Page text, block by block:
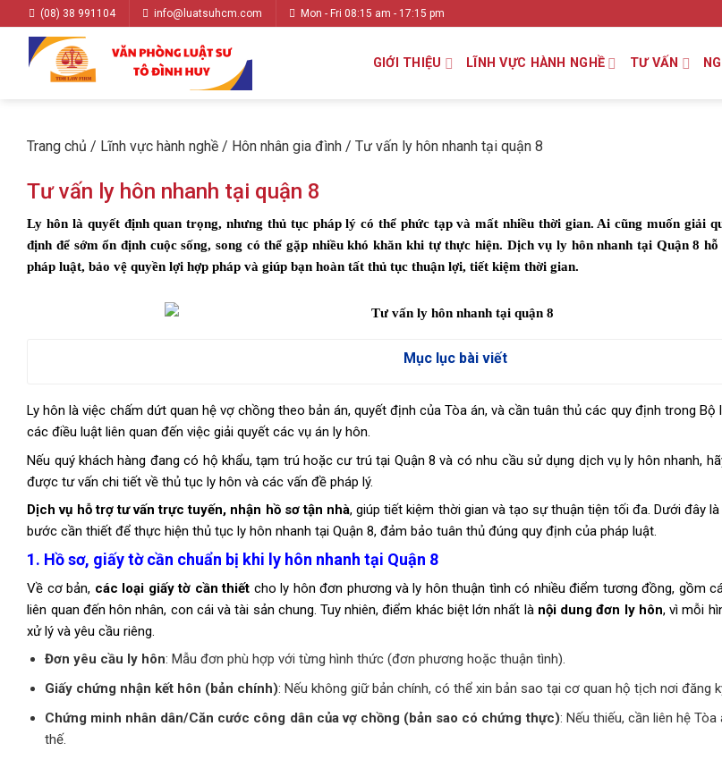
(08) 38 991104 info@luatsuhcm.com Mon - Fri 08:15 am - 17:15 pm
GIỚI THIỆU LĨNH VỰC HÀNH NGHỀ TƯ VẤN
Trang chủ / Lĩnh vực hành nghề / Hôn nhân gia đình /Tư vấn ly hôn nhanh tại quận 8
Tư vấn ly hôn nhanh tại quận 8
Ly hôn là quyết định quan trọng, nhưng thủ tục pháp lý có thể phức tạp và mất nhiều thời gian. Ai cũng muốn giải
định để sớm ổn định cuộc sống, song có thể gặp nhiều khó khăn khi tự thực hiện. Dịch vụ ly hôn nhanh tại Quận 8
pháp luật, bảo vệ quyền lợi hợp pháp và giúp bạn hoàn tất thủ tục thuận lợi, tiết kiệm thời gian.
Mục lục bài viết
Ly hôn là việc chấm dứt quan hệ vợ chồng theo bản án, quyết định của Tòa án, và cần tuân thủ các quy định trong Bộ
các điều luật liên quan đến việc giải quyết các vụ án ly hôn.
Nếu quý khách hàng đang có hộ khẩu, tạm trú hoặc cư trú tại Quận 8 và có nhu cầu sử dụng dịch vụ ly hôn nhanh,
được tư vấn chi tiết về thủ tục ly hôn và các vấn đề pháp lý.
Dịch vụ hỗ trợ tư vấn trực tuyến, nhận hồ sơ tận nhà, giúp tiết kiệm thời gian và tạo sự thuận tiện tối đa. Dưới đây
bước cần thiết để thực hiện thủ tục ly hôn nhanh tại Quận 8, đảm bảo tuân thủ đúng quy định của pháp luật.
1. Hồ sơ, giấy tờ cần chuẩn bị khi ly hôn nhanh tại Quận 8
Về cơ bản, các loại giấy tờ cần thiết cho ly hôn đơn phương và ly hôn thuận tình có nhiều điểm tương đồng, gồm
liên quan đến hôn nhân, con cái và tài sản chung. Tuy nhiên, điểm khác biệt lớn nhất là nội dung đơn ly hôn, vì mỗi
xử lý và yêu cầu riêng.
Đơn yêu cầu ly hôn: Mẫu đơn phù hợp với từng hình thức (đơn phương hoặc thuận tình).
Giấy chứng nhận kết hôn (bản chính): Nếu không giữ bản chính, có thể xin bản sao tại cơ quan hộ tịch nơi đăng
Chứng minh nhân dân/Căn cước công dân của vợ chồng (bản sao có chứng thực): Nếu thiếu, cần liên hệ
thế.